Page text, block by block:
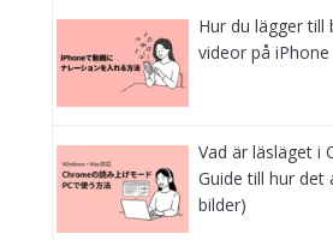
Hur du lägger
videor på
Vad är läsläget i
Guide till hur det
bilder)